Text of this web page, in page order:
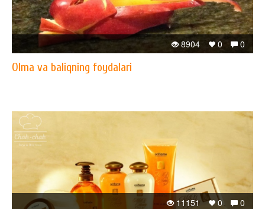
0
0
8904
Olma va baliqning foydalari
0
0
11151